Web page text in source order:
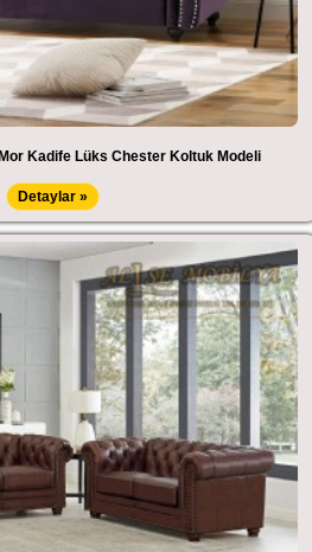
Kadife Lüks Chester Koltuk Modeli
Detaylar »